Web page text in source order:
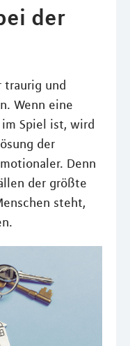
der
traurig und
Wenn eine
Spiel ist, wird
der
Denn
der größte
steht,